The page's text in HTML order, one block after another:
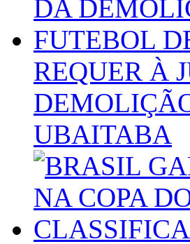
REQUER À
UBAITABA